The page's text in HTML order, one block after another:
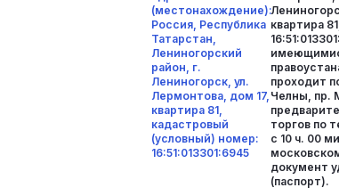
(местонахождение):
Россия, Республика
Татарстан,
Лениногорский
район, г.
Лениногорск, ул.
Лермонтова, дом 17,
квартира 81,
кадастровый
(условный) номер:
16:51:013301:6945
квартира
проходит
Челны, пр.
торгов по
с 10 ч. 00
документ
(паспорт).